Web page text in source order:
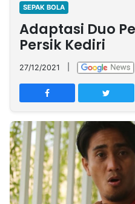
Nasional
International
Olahraga
Entertainment
Daerah
Pariwisata
Kuliner
Kolom
Network
PT
TREETAN
MULTIMEDIA
INDONESIA
Partner
SEPAK BOLA
Adaptasi Duo
Persik Kediri
27/12/2021